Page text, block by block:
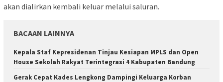
akan dialirkan kembali keluar melalui saluran.
BACAAN LAINNYA
Kepala Staf Kepresidenan Tinjau Kesiapan MPLS dan Open
House Sekolah Rakyat Terintegrasi 4 Kabupaten Bandung
Gerak Cepat Kades Lengkong Dampingi Keluarga Korban